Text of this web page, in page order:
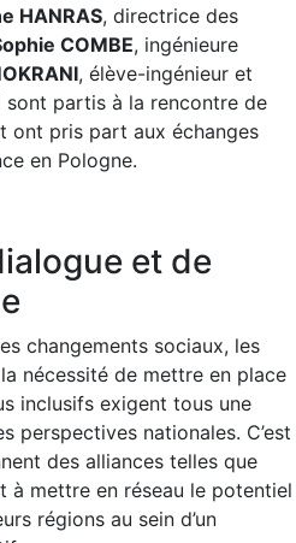
HANRAS, directrice des
COMBE, ingénieure
, élève-ingénieur et
sont partis à la rencontre de
ont pris part aux échanges
en Pologne.
et de
changements sociaux, les
nécessité de mettre en place
inclusifs exigent tous une
perspectives nationales. C’est
des alliances telles que
à mettre en réseau le potentiel
régions au sein d’un